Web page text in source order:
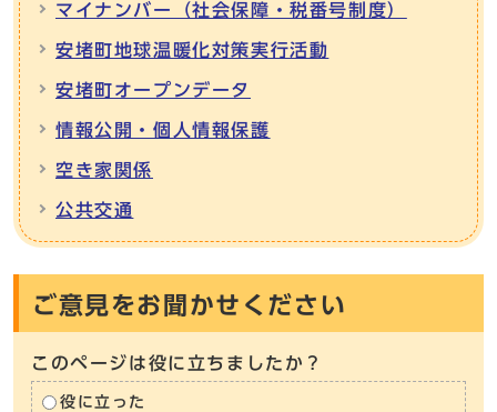
マイナンバー（社会保障・税番号制度）
安堵町地球温暖化対策実行活動
安堵町オープンデータ
情報公開・個人情報保護
空き家関係
公共交通
ご意見をお聞かせください
このページは役に立ちましたか？
役に立った